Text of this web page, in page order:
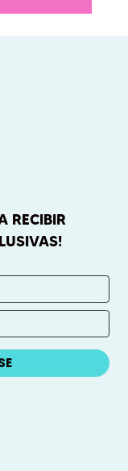
RECIBIR